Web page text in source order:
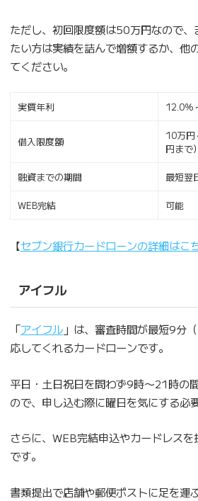
ただし、初回限度額は50万円なので、
たい方は実績を詰んで増額するか、他
てください。
実質年利 12.0％
借入限度額
10万
円まで）
融資までの期間 最短翌
WEB完結 可能
【セブン銀行カードローンの詳細はこ
アイフル
「アイフル」は、審査時間が最短9分
応してくれるカードローンです。
平日・土日祝日を問わず9時〜21時の
ので、申し込む際に曜日を気にする必
さらに、WEB完結申込やカードレス
です。
書類提出で店舗や郵便ポストに足を運